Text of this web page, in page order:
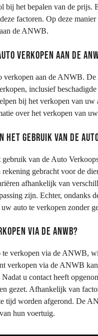
bij het bepalen van de prijs.
factoren. Op deze
de ANWB.
verkopen aan de
verkopen aan de ANWB.
inclusief
bij het verkopen van
over het verkopen van
gebruik van de
gebruik van de Auto
gebracht voor de
afhankelijk van
zijn. Echter, ondanks
auto te verkopen zonder
via de ANWB?
verkopen via de ANWB,
verkopen via de ANWB
u contact heeft
gezet. Afhankelijk van
tijd worden afgerond. De
hun voertuig.